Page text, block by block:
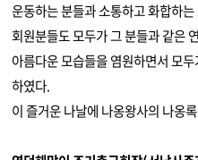
운동하는 분들과 소통하고 화합하
회원분들도 모두가 그 분들과 같은
아름다운 모습들을 염원하면서 모
하였다.
이 즐거운 나날에 나옹왕사의 나옹